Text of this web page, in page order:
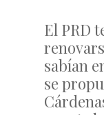
El PRD
sabían
se